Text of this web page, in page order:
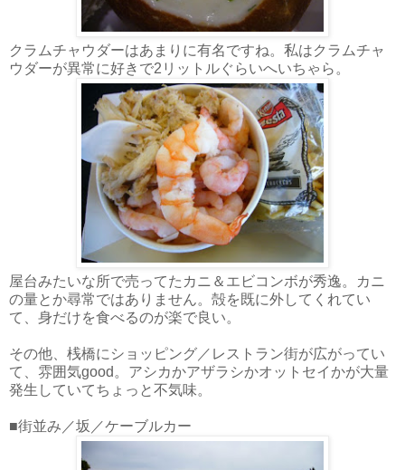
クラムチャウダーはあまりに有名ですね。私はクラムチャ
ウダーが異常に好きで2リットルぐらいへいちゃら。
屋台みたいな所で売ってたカニ＆エビコンボが秀逸。カニ
の量とか尋常ではありません。殻を既に外してくれてい
て、身だけを食べるのが楽で良い。
その他、桟橋にショッピング／レストラン街が広がってい
て、雰囲気good。アシカかアザラシかオットセイかが大量
発生していてちょっと不気味。
■街並み／坂／ケーブルカー